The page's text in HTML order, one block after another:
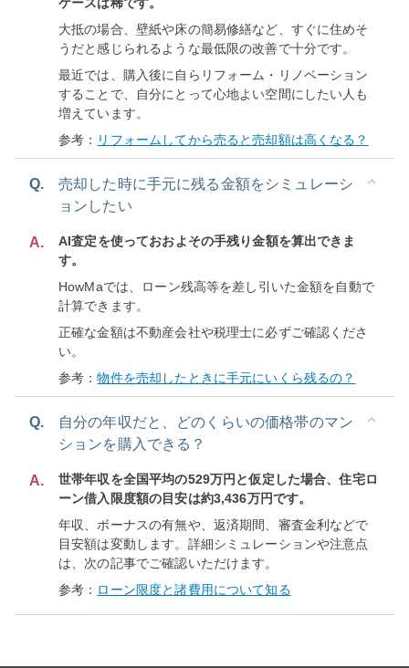
大抵の場合、壁紙や床の簡易修繕など、すぐに住めそ
うだと感じられるような最低限の改善で十分です。
最近では、購入後に自らリフォーム・リノベーション
することで、自分にとって心地よい空間にしたい人も
増えています。
参考： リフォームしてから売ると売却額は高くなる？
Q.
売却した時に手元に残る金額をシミュレーシ
ョンしたい
A.
AI査定を使っておおよその手残り金額を算出できま
す。
HowMaでは、ローン残高等を差し引いた金額を自動で
計算できます。
正確な金額は不動産会社や税理士に必ずご確認くださ
い。
参考：物件を売却したときに手元にいくら残るの？
Q.
自分の年収だと、どのくらいの価格帯のマン
ションを購入できる？
A.
世帯年収を全国平均の529万円と仮定した場合、住宅ロ
ーン借入限度額の目安は約3,436万円です。
年収、ボーナスの有無や、返済期間、審査金利などで
目安額は変動します。詳細シミュレーションや注意点
は、次の記事でご確認いただけます。
参考： ローン限度と諸費用について知る